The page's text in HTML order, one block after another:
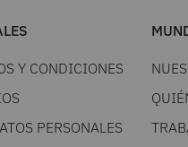
Y CONDICIONES
PERSONALES